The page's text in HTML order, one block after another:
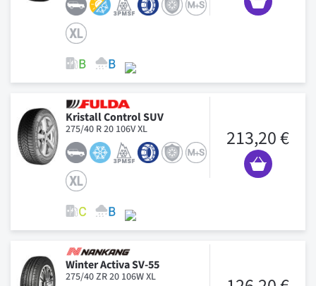
Kristall Control SUV
275/40 R 20 106V XL 213,20 €
Winter Activa SV-55
275/40 ZR 20 106W XL